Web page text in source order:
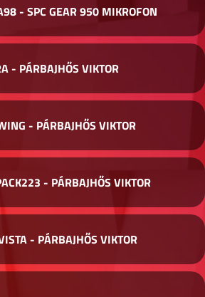
- SPC GEAR 950 MIKROFON
- PÁRBAJHŐS VIKTOR
- PÁRBAJHŐS VIKTOR
- PÁRBAJHŐS VIKTOR
- PÁRBAJHŐS VIKTOR